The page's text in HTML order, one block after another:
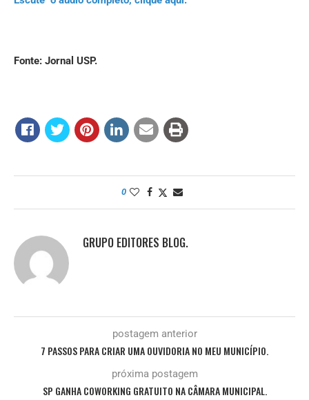
Fonte: Jornal USP.
0
GRUPO EDITORES BLOG.
postagem anterior
7 PASSOS PARA CRIAR UMA OUVIDORIA NO MEU MUNICÍPIO.
próxima postagem
SP GANHA COWORKING GRATUITO NA CÂMARA MUNICIPAL.